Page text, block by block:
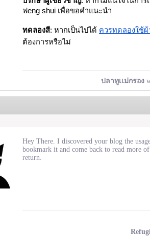
ฟeng shui เพื่อขอคำแนะนำ
ทดลองสี: หากเป็นไปได้ ควรทดลองใช้
ต้องการหรือไม่
ปลาทูเเม่กรอง
Hey There. I discovered your blog the
bookmark it and come back to read more
return.